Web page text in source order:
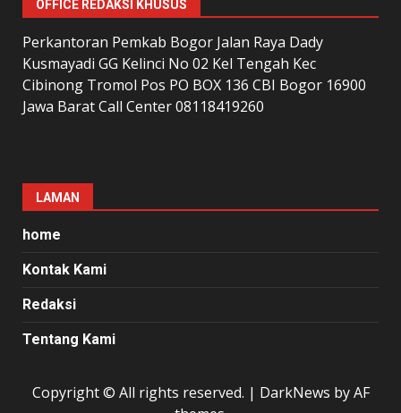
OFFICE REDAKSI KHUSUS
Perkantoran Pemkab Bogor Jalan Raya Dady
Kusmayadi GG Kelinci No 02 Kel Tengah Kec
Cibinong Tromol Pos PO BOX 136 CBI Bogor 16900
Jawa Barat Call Center 08118419260
LAMAN
home
Kontak Kami
Redaksi
Tentang Kami
Copyright © All rights reserved. | DarkNews by AF